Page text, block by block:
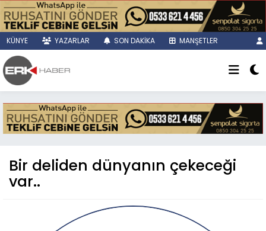
KÜNYE YAZARLAR SON DAKİKA MANŞETLER
Bir deliden dünyanın çekeceği
var..